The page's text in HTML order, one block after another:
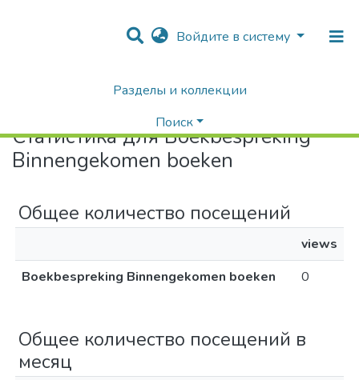
Войдите в систему
Разделы и коллекции
Поиск
Статистика
Статистика для Boekbespreking
Binnengekomen boeken
Общее количество посещений
views
Boekbespreking Binnengekomen boeken
0
Общее количество посещений в
месяц